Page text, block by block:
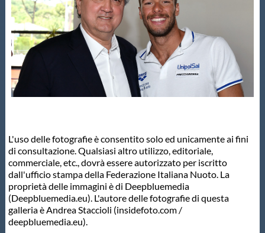
L'uso delle fotografie è consentito solo ed unicamente ai fini
di consultazione. Qualsiasi altro utilizzo, editoriale,
commerciale, etc., dovrà essere autorizzato per iscritto
dall'ufficio stampa della Federazione Italiana Nuoto. La
proprietà delle immagini è di Deepbluemedia
(Deepbluemedia.eu). L'autore delle fotografie di questa
galleria è Andrea Staccioli (insidefoto.com /
deepbluemedia.eu).